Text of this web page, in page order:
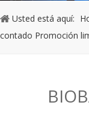
Usted está aquí:
contado Promoción